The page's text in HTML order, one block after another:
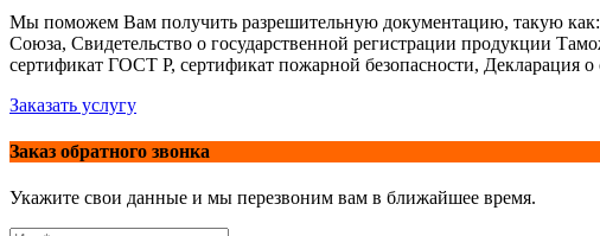
Мы поможем Вам получить разрешительную документацию, такую как:
Союза, Свидетельство о государственной регистрации продукции
сертификат ГОСТ Р, сертификат пожарной безопасности, Декларация
Заказать услугу
Заказ обратного звонка
Укажите свои данные и мы перезвоним вам в ближайшее время.